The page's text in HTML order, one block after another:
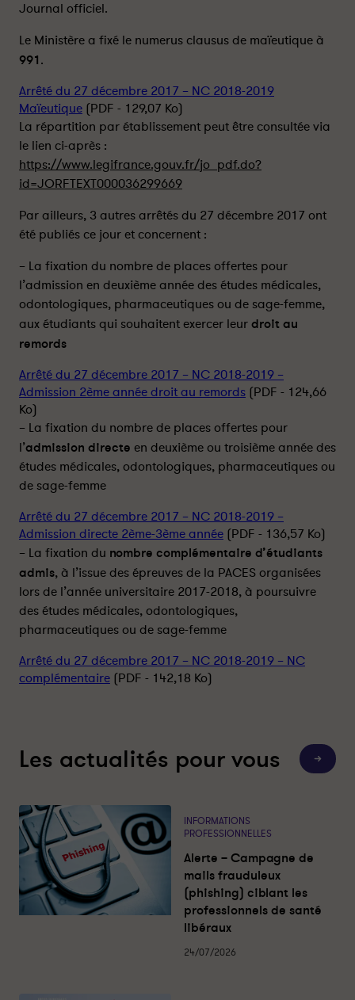
c
l
u
s
u
s
2
0
1
8
-
2
0
1
9
P
a
r
t
a
g
e
r
s
u
r
l
i
n
k
e
d
i
c
u
s
u
s
2
0
1
8
-
0
1
9
-
P
a
r
t
a
g
e
r
s
u
f
a
c
e
b
o
o
Journal officiel.
Le Ministère a fixé le numerus clausus de maïeutique à
991 .
Arrêté du 27 décembre 2017 – NC 2018-2019
Maïeutique (PDF - 129,07 Ko)
La répartition par établissement peut être consultée via
le lien ci-après :
https://www.legifrance.gouv.fr/jo_pdf.do?
id=JORFTEXT000036299669
Par ailleurs, 3 autres arrêtés du 27 décembre 2017 ont
été publiés ce jour et concernent :
– La fixation du nombre de places offertes pour
l’admission en deuxième année des études médicales,
odontologiques, pharmaceutiques ou de sage-femme,
aux étudiants qui souhaitent exercer leur droit au
remords
Arrêté du 27 décembre 2017 – NC 2018-2019 –
Admission 2ème année droit au remords (PDF - 124,66
Ko)
– La fixation du nombre de places offertes pour
l’admission directe en deuxième ou troisième année des
études médicales, odontologiques, pharmaceutiques ou
de sage-femme
Arrêté du 27 décembre 2017 – NC 2018-2019 –
Admission directe 2ème-3ème année (PDF - 136,57 Ko)
– La fixation du nombre complémentaire d’étudiants
admis, à l’issue des épreuves de la PACES organisées
lors de l’année universitaire 2017-2018, à poursuivre
des études médicales, odontologiques,
pharmaceutiques ou de sage-femme
Arrêté du 27 décembre 2017 – NC 2018-2019 – NC
complémentaire (PDF - 142,18 Ko)
Les actualités pour vous T
o
a
l
INFORMATIONS
PROFESSIONNELLES
Alerte – Campagne de
mails frauduleux
(phishing) ciblant les
professionnels de santé
libéraux
24/07/2026